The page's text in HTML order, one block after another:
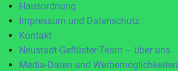
Hausordnung
Impressum und Datenschutz
Kontakt
Neustadt-Geflüster-Team – über uns
Media-Daten und Werbemöglichkeiten